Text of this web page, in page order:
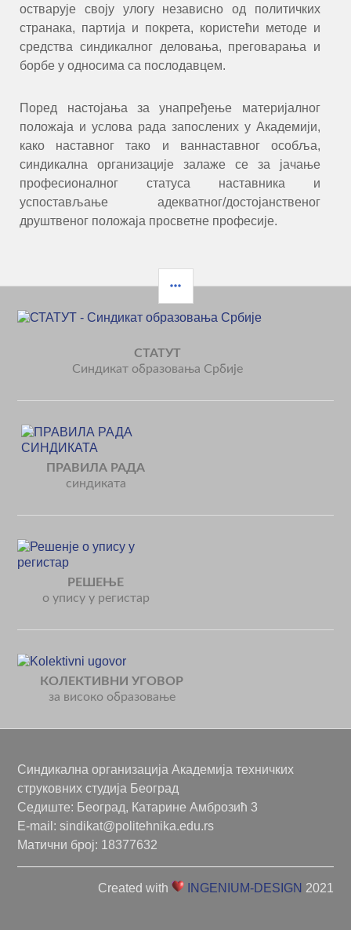
остварује своју улогу независно од политичких
странака, партија и покрета, користећи методе и
средства синдикалног деловања, преговарања и
борбе у односима са послодавцем.
Поред настојања за унапређење материјалног
положаја и услова рада запослених у Академији,
како наставног тако и ваннаставног особља,
синдикална организације залаже се за јачање
професионалног статуса наставника и
успостављање адекватног/достојанственог
друштвеног положаја просветне професије.
СТАТУТ
Синдикат образовања Србије
ПРАВИЛА РАДА
синдиката
РЕШЕЊЕ
о упису у регистар
КОЛЕКТИВНИ УГОВОР
зa високо образовање
Синдикална организација Академија техничких
струковних студија Београд
Седиште: Београд, Катарине Амброзић 3
E-mail: sindikat@politehnika.edu.rs
Матични број: 18377632
Created with INGENIUM-DESIGN 2021